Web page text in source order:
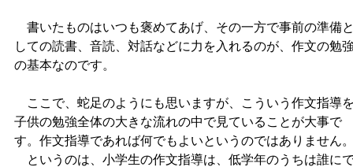
書いたものはいつも褒めてあげ、その一方で事前の準備
しての読書、音読、対話などに力を入れるのが、作文の勉
の基本なのです。
ここで、蛇足のようにも思いますが、こういう作文指導
子供の勉強全体の大きな流れの中で見ていることが大事で
す。作文指導であれば何でもよいというのではありません
というのは、小学生の作文指導は、低学年のうちは誰に